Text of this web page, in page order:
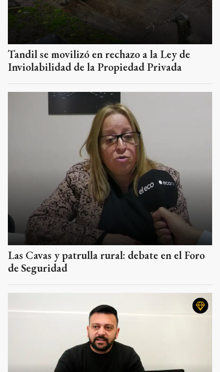
Tandil se movilizó en rechazo a la Ley de
Inviolabilidad de la Propiedad Privada
Las Cavas y patrulla rural: debate en el Foro
de Seguridad